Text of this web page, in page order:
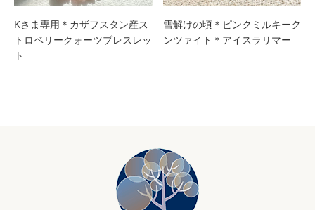
Kさま専用＊カザフスタン産ス
トロベリークォーツブレスレッ
ト
雪解けの頃＊ピンクミルキーク
ンツァイト＊アイスラリマー